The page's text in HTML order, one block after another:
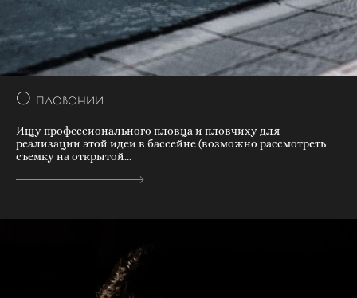
О плавании
Ищу профессионального пловца и пловчиху для
реализации этой идеи в бассейне (возможно рассмотреть
съемку на открытой...